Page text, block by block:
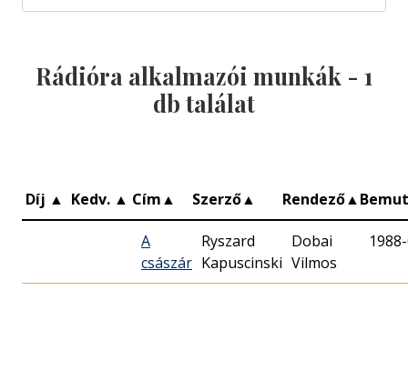
Rádióra alkalmazói munkák - 1
db találat
Díj ▲ Kedv. ▲ Cím▲ Szerző▲ Rendező▲
A
császár
Ryszard
Kapuscinski
Dobai
Vilmos